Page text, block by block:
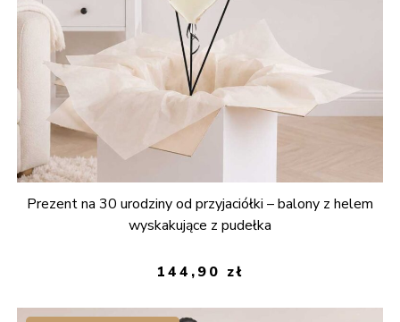
Prezent na 30 urodziny od przyjaciółki – balony z helem
wyskakujące z pudełka
144,90 zł